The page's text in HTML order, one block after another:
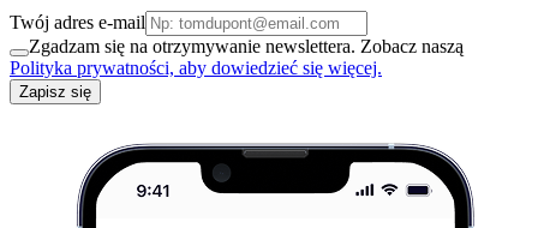
Twój adres e-mail
Zgadzam się na otrzymywanie newslettera. Zobacz naszą
Polityka prywatności, aby dowiedzieć się więcej.
Zapisz się